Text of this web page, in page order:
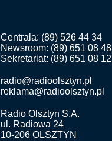
Centrala: (89) 526 44 34
Newsroom: (89) 651 08 48
Sekretariat: (89) 651 08 12
radio@radioolsztyn.pl
reklama@radioolsztyn.pl
Radio Olsztyn S.A.
ul. Radiowa 24
10-206 OLSZTYN